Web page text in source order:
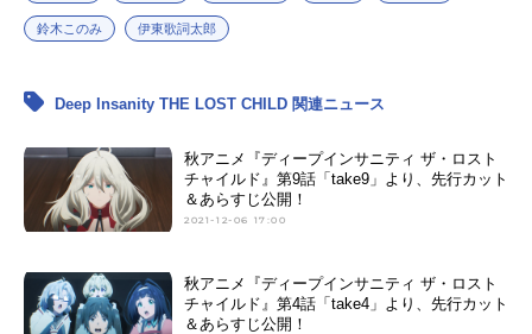
鈴木このみ 伊東歌詞太郎
Deep Insanity THE LOST CHILD 関連ニュース
秋アニメ『ディープインサニティ ザ・ロスト
チャイルド』第9話「take9」より、先行カット
＆あらすじ公開！
2021-12-06 17:00
秋アニメ『ディープインサニティ ザ・ロスト
チャイルド』第4話「take4」より、先行カット
＆あらすじ公開！